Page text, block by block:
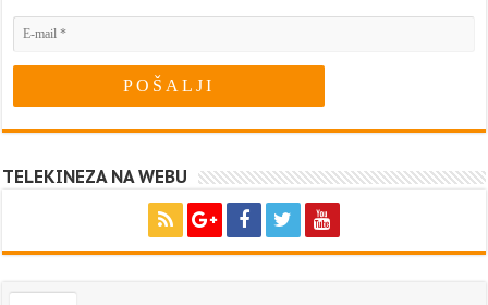
TELEKINEZA NA WEBU